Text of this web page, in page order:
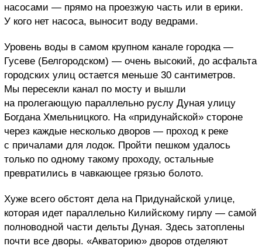
насосами — прямо на проезжую часть или в ерики.
У кого нет насоса, выносит воду ведрами.
Уровень воды в самом крупном канале городка —
Гусеве (Белгородском) — очень высокий, до асфальта
городских улиц остается меньше 30 сантиметров.
Мы пересекли канал по мосту и вышли
на пролегающую параллельно руслу Дуная улицу
Богдана Хмельницкого. На «придунайской» стороне
через каждые несколько дворов — проход к реке
с причалами для лодок. Пройти пешком удалось
только по одному такому проходу, остальные
превратились в чавкающее грязью болото.
Хуже всего обстоят дела на Придунайской улице,
которая идет параллельно Килийскому гирлу — самой
полноводной части дельты Дуная. Здесь затоплены
почти все дворы. «Акваторию» дворов отделяют